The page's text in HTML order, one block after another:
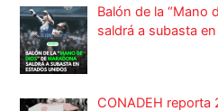
Balón de la “Mano
saldrá a subasta
CONADEH reporta